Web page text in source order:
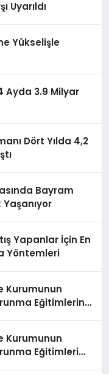
Uyarıldı
Yükselişle
Ayda 3.9 Milyar
Dört Yılda 4,2
Bayram
Yapanlar İçin En
Yöntemleri
Kurumunun
Eğitimlerine
Kurumunun
Eğitimleri